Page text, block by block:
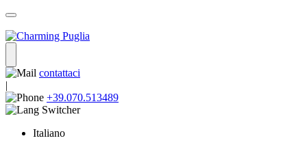
contattaci
|
+39.070.513489
Italiano